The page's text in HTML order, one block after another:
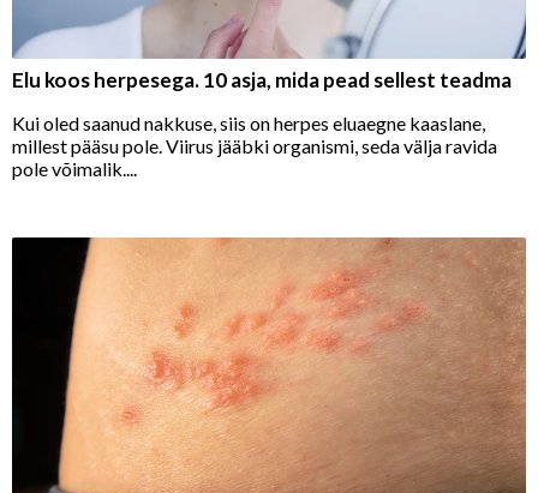
Elu koos herpesega. 10 asja, mida pead sellest teadma
Kui oled saanud nakkuse, siis on herpes eluaegne kaaslane,
millest pääsu pole. Viirus jääbki organismi, seda välja ravida
pole võimalik....